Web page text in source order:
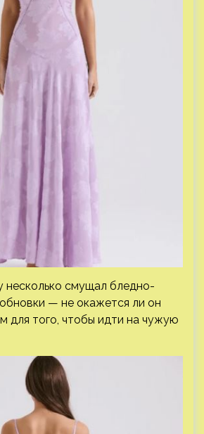
несколько смущал бледно-
— не окажется ли он
для того, чтобы идти на чужую